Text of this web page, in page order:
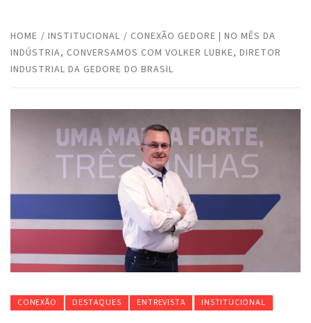
HOME INSTITUCIONAL
CONEXÃO GEDORE | NO MÊS DA
INDÚSTRIA, CONVERSAMOS COM VOLKER LUBKE, DIRETOR
INDUSTRIAL DA GEDORE DO BRASIL
CONEXÃO DESTAQUES ENTREVISTA INSTITUCIONAL